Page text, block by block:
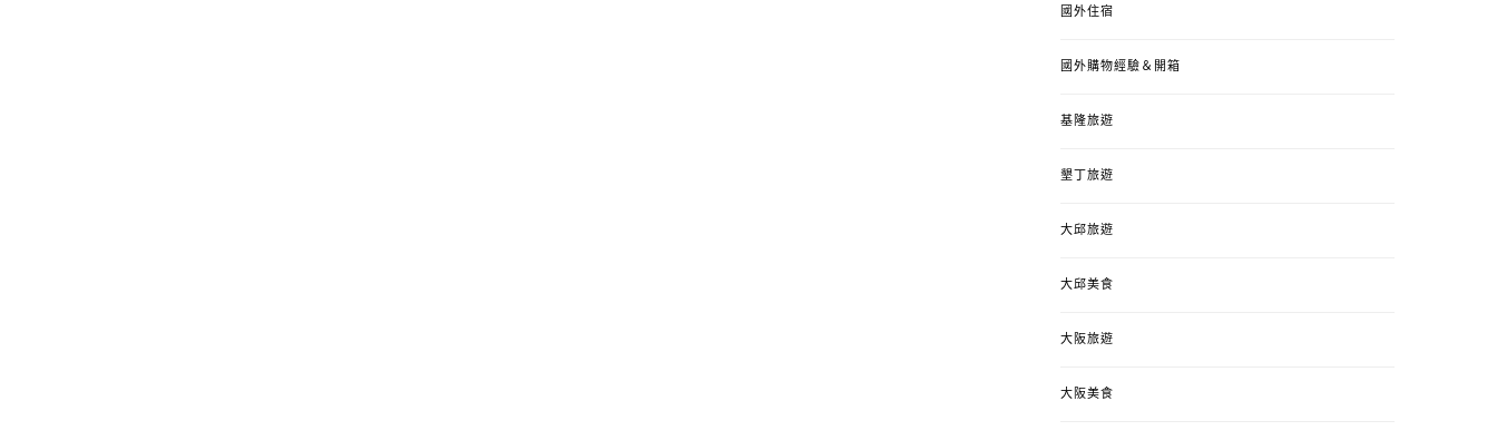
國外住宿
國外購物經驗＆開箱
基隆旅遊
墾丁旅遊
大邱旅遊
大邱美食
大阪旅遊
大阪美食